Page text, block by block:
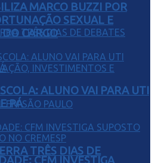
TRÊS DIAS DE
MARCO BUZZI POR
SEXUAL E
CARGO
ALUNO VAI PARA UTI
PÁ